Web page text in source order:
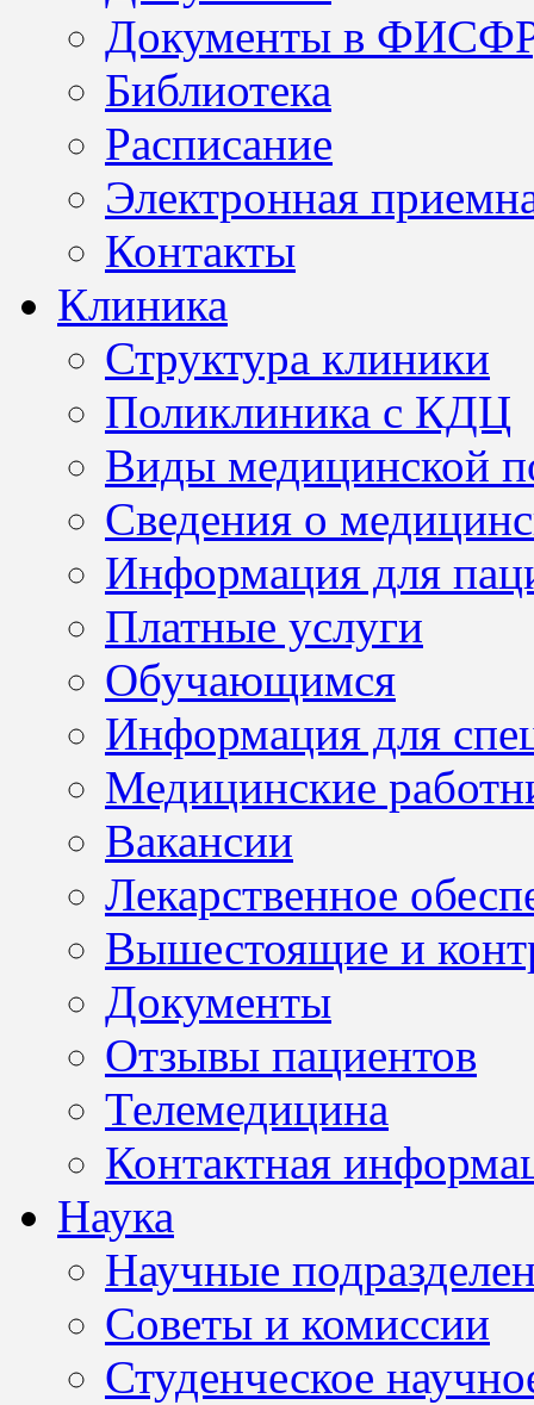
Документы в
Библиотека
Расписание
Электронная
Контакты
Клиника
Структура клиники
Поликлиника с КДЦ
Виды медицинской
Сведения о
Информация для
Платные услуги
Обучающимся
Информация для
Медицинские
Вакансии
Лекарственное
Вышестоящие и
Документы
Отзывы пациентов
Телемедицина
Контактная
Наука
Научные
Советы и комиссии
Студенческое